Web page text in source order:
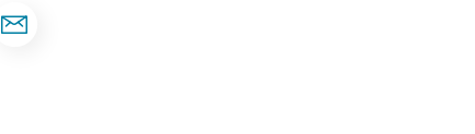
Dela sidan på Facebook